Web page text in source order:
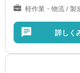
軽作業・物流 / 製
詳しく